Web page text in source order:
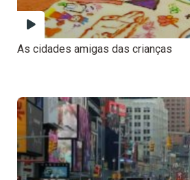
As cidades amigas das crianças